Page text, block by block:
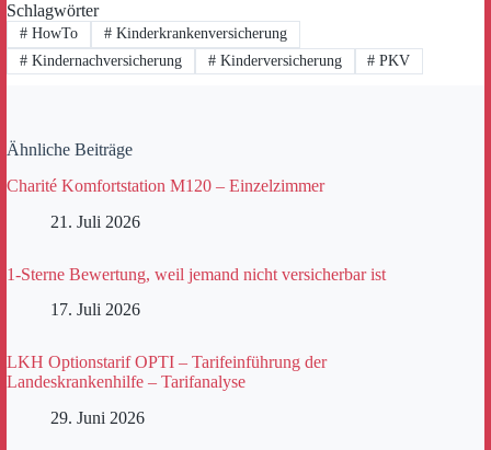
Schlagwörter
#HowTo #Kinderkrankenversicherung
#Kindernachversicherung #Kinderversicherung # PKV
Ähnliche Beiträge
Charité Komfortstation M120 – Einzelzimmer
21. Juli 2026
1-Sterne Bewertung, weil jemand nicht versicherbar ist
17. Juli 2026
LKH Optionstarif OPTI – Tarifeinführung der
Landeskrankenhilfe – Tarifanalyse
29. Juni 2026